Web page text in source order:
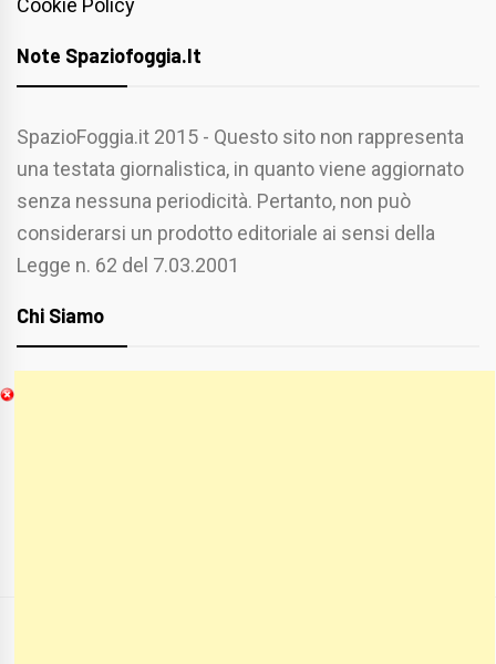
Cookie Policy
Note Spaziofoggia.it
SpazioFoggia.it 2015 - Questo sito non rappresenta
una testata giornalistica, in quanto viene aggiornato
senza nessuna periodicità. Pertanto, non può
considerarsi un prodotto editoriale ai sensi della
Legge n. 62 del 7.03.2001
Chi Siamo